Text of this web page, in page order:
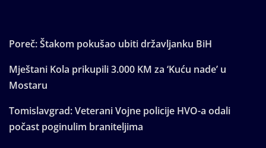
Poreč: Štakom pokušao ubiti državljanku BiH
Mještani Kola prikupili 3.000 KM za ‘Kuću nade’ u
Mostaru
Tomislavgrad: Veterani Vojne policije HVO-a odali
počast poginulim braniteljima